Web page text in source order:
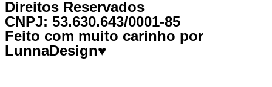
Direitos Reservados
CNPJ: 53.630.643/0001-85
Feito com muito carinho por
LunnaDesign♥